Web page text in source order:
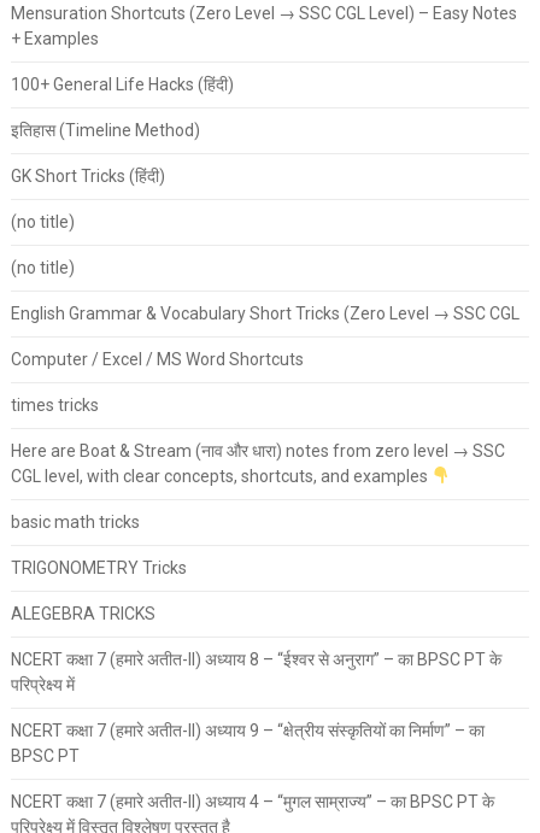
Mensuration Shortcuts (Zero Level → SSC CGL Level) – Easy Notes
+ Examples
100+ General Life Hacks (हिंदी)
इतिहास (Timeline Method)
GK Short Tricks (हिंदी)
(no title)
(no title)
English Grammar & Vocabulary Short Tricks (Zero Level → SSC CGL
Computer / Excel / MS Word Shortcuts
times tricks
Here are Boat & Stream (नाव और धारा) notes from zero level → SSC
CGL level, with clear concepts, shortcuts, and examples
basic math tricks
TRIGONOMETRY Tricks
ALEGEBRA TRICKS
NCERT कक्षा 7 (हमारे अतीत-II) अध्याय 8 – “ईश्वर से अनुराग” – का BPSC PT के
परिप्रेक्ष्य में
NCERT कक्षा 7 (हमारे अतीत-II) अध्याय 9 – “क्षेत्रीय संस्कृतियों का निर्माण” – का
BPSC PT
NCERT कक्षा 7 (हमारे अतीत-II) अध्याय 4 – “मुगल साम्राज्य” – का BPSC PT के
परिप्रेक्ष्य में विस्तृत विश्लेषण प्रस्तुत है